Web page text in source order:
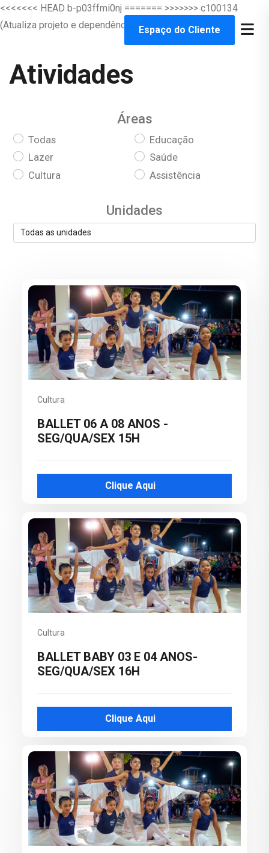
<<<<<<< HEAD b-p03ffmi0nj =======
Espaço do Cliente
>>>>>>> c100134
(Atualiza projeto e dependências)
Atividades
Áreas
Todas
Educação
Lazer
Saúde
Cultura
Assistência
Unidades
Cultura
BALLET 06 A 08 ANOS -
SEG/QUA/SEX 15H
Clique Aqui
Cultura
BALLET BABY 03 E 04 ANOS-
SEG/QUA/SEX 16H
Clique Aqui